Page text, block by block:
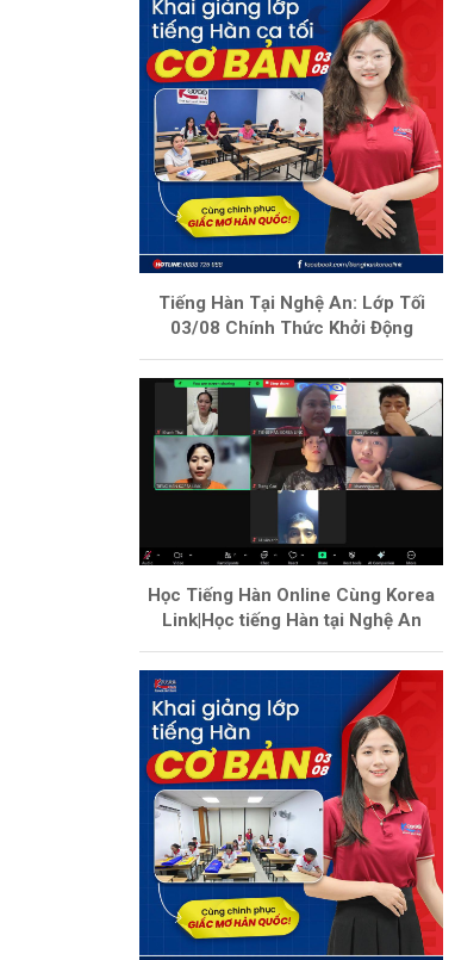
Tiếng Hàn Tại Nghệ An: Lớp Tối
03/08 Chính Thức Khởi Động
Học Tiếng Hàn Online Cùng Korea
Link|Học tiếng Hàn tại Nghệ An